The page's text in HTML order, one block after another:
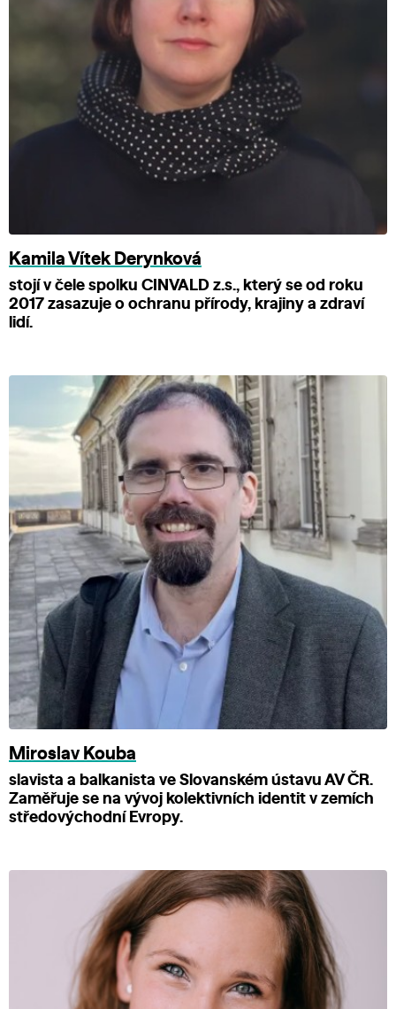
Kamila Vítek Derynková
stojí v čele spolku CINVALD z.s., který se od roku
2017 zasazuje o ochranu přírody, krajiny a zdraví
lidí.
Miroslav Kouba
slavista a balkanista ve Slovanském ústavu AV ČR.
Zaměřuje se na vývoj kolektivních identit v zemích
středovýchodní Evropy.